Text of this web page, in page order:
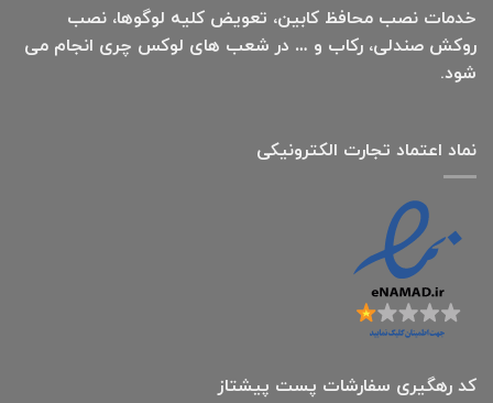
خدمات نصب محافظ کابین، تعویض کلیه لوگوها، نصب
روکش صندلی، رکاب و … در شعب های لوکس چری انجام می
شود.
نماد اعتماد تجارت الكترونیكی
کد رهگیری سفارشات پست پیشتاز